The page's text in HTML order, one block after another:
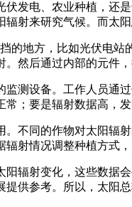
发电、农业种植，还
射来研究气候。而太
的地方，比如光伏电站
然后通过内部的元件
测设备。工作人员通
；要是辐射数据高，
不同的作物对太阳辐
射情况调整种植方式
辐射变化，这些数据
供参考。所以，太阳